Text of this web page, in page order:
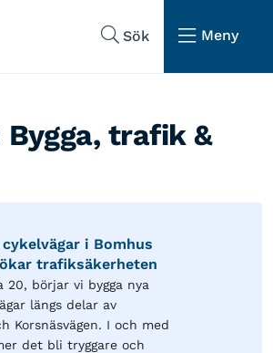
Sök
Meny
Bygga, trafik &
i Bomhus
trafiksäkerheten
20, börjar vi bygga nya
längs delar av
Korsnäsvägen. I och med
det bli tryggare och